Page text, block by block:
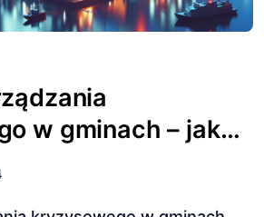
w gminach – jak